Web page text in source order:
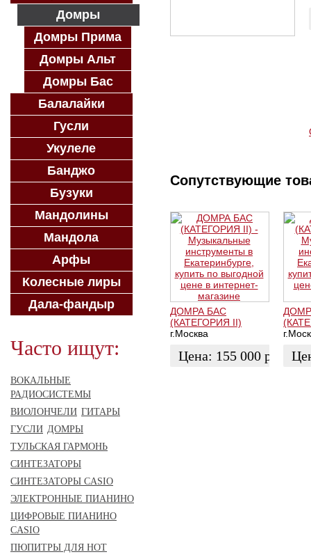
Сопутствующие
ДОМРА БАС
(КАТЕГОРИЯ II)
г.Москва
Цена: 155 000 руб.
Домры
Домры Прима
Домры Альт
Домры Бас
Балалайки
Гусли
Укулеле
Банджо
Бузуки
Мандолины
Мандола
Арфы
Колесные лиры
Дала-фандыр
Часто ищут:
ВОКАЛЬНЫЕ
РАДИОСИСТЕМЫ
ВИОЛОНЧЕЛИ ГИТАРЫ
ГУСЛИ ДОМРЫ
ТУЛЬСКАЯ ГАРМОНЬ
СИНТЕЗАТОРЫ
СИНТЕЗАТОРЫ CASIO
ЭЛЕКТРОННЫЕ ПИАНИНО
ЦИФРОВЫЕ ПИАНИНО
CASIO
ПЮПИТРЫ ДЛЯ НОТ